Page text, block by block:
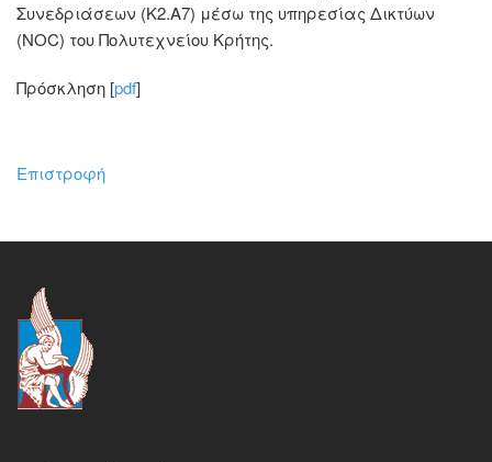
Συνεδριάσεων (Κ2.Α7) μέσω της υπηρεσίας Δικτύων
(NOC) του Πολυτεχνείου Κρήτης.
Πρόσκληση [pdf]
Επιστροφή